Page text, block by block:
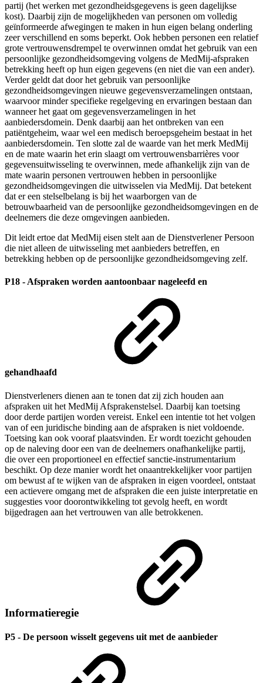
partij (het werken met gezondheidsgegevens is geen dagelijkse
kost). Daarbij zijn de mogelijkheden van personen om volledig
geïnformeerde afwegingen te maken in hun eigen belang onderling
zeer verschillend en soms beperkt. Ook hebben personen een relatief
grote vertrouwensdrempel te overwinnen omdat het gebruik van een
persoonlijke gezondheidsomgeving volgens de MedMij-afspraken
betrekking heeft op hun eigen gegevens (en niet die van een ander).
Verder geldt dat door het gebruik van persoonlijke
gezondheidsomgevingen nieuwe gegevensverzamelingen ontstaan,
waarvoor minder specifieke regelgeving en ervaringen bestaan dan
wanneer het gaat om gegevensverzamelingen in het
aanbiedersdomein. Denk daarbij aan het ontbreken van een
patiëntgeheim, waar wel een medisch beroepsgeheim bestaat in het
aanbiedersdomein. Ten slotte zal de waarde van het merk MedMij
en de mate waarin het erin slaagt om vertrouwensbarrières voor
gegevensuitwisseling te overwinnen, mede afhankelijk zijn van de
mate waarin personen vertrouwen hebben in persoonlijke
gezondheidsomgevingen die uitwisselen via MedMij. Dat betekent
dat er een stelselbelang is bij het waarborgen van de
betrouwbaarheid van de persoonlijke gezondheidsomgevingen en de
deelnemers die deze omgevingen aanbieden.
Dit leidt ertoe dat MedMij eisen stelt aan de Dienstverlener Persoon
die niet alleen de uitwisseling met aanbieders betreffen, en
betrekking hebben op de persoonlijke gezondheidsomgeving zelf.
P18 - Afspraken worden aantoonbaar nageleefd en
gehandhaafd
Dienstverleners dienen aan te tonen dat zij zich houden aan
afspraken uit het MedMij Afsprakenstelsel. Daarbij kan toetsing
door derde partijen worden vereist. Enkel een intentie tot het volgen
van of een juridische binding aan de afspraken is niet voldoende.
Toetsing kan ook vooraf plaatsvinden. Er wordt toezicht gehouden
op de naleving door een van de deelnemers onafhankelijke partij,
die over een proportioneel en effectief sanctie-instrumentarium
beschikt. Op deze manier wordt het onaantrekkelijker voor partijen
om bewust af te wijken van de afspraken in eigen voordeel, ontstaat
een actievere omgang met de afspraken die een juiste interpretatie en
suggesties voor doorontwikkeling tot gevolg heeft, en wordt
bijgedragen aan het vertrouwen van alle betrokkenen.
Informatieregie
P5 - De persoon wisselt gegevens uit met de aanbieder